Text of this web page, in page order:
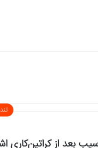
بعد از کراتین‌کاری